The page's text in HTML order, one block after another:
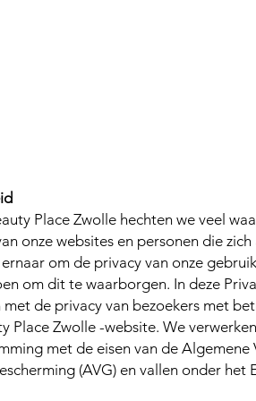
Place Zwolle hechten we veel
onze websites en personen die
om de privacy van onze
om dit te waarborgen. In deze
met de privacy van bezoekers met
Place Zwolle -website. We
met de eisen van de Algemene
(AVG) en vallen onder het